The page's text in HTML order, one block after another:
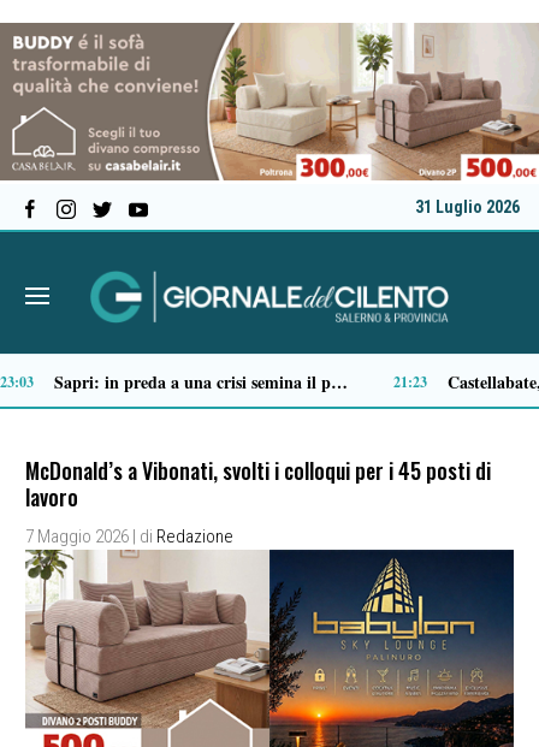
31 Luglio 2026
Tortorella celebra la Fiera di San Basilio: tra antichi mestieri, bestiame e la musica della Bandabardò 14:49
McDonald’s a Vibonati, svolti i colloqui per i 45 posti di
lavoro
7 Maggio 2026 | di Redazione